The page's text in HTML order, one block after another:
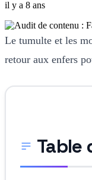
il y a 8 ans
Le tumulte et les
retour aux enfers
Table